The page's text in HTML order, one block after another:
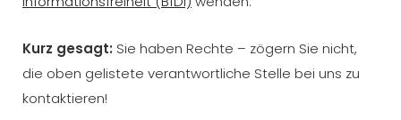
Kurz gesagt: Sie haben Rechte – zögern Sie nicht,
die oben gelistete verantwortliche Stelle bei uns zu
kontaktieren!